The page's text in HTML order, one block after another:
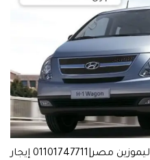
إيجار فان هيونداي H1 تقدم شركة ليموزين مصر|01101747711 إيجار